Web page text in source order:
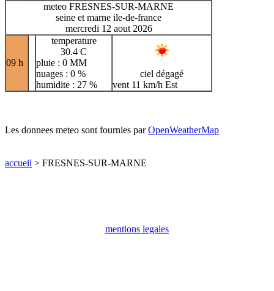
meteo FRESNES-SUR-MARNE
seine et marne ile-de-france
mercredi 12 aout 2026
09 h
temperature
30.4 C
pluie : 0 MM
nuages : 0 %
humidite : 27 %
ciel dégagé
vent 11 km/h Est
Les donnees meteo sont fournies parOpenWeatherMap
accueil > FRESNES-SUR-MARNE
mentions legales